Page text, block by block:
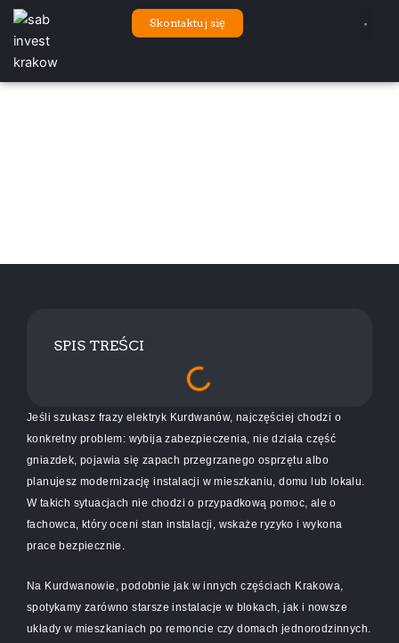
Przejdź
Skontaktuj się
SPIS TREŚCI
Jeśli szukasz frazy elektryk Kurdwanów, najczęściej chodzi o
konkretny problem: wybija zabezpieczenia, nie działa część
gniazdek, pojawia się zapach przegrzanego osprzętu albo
planujesz modernizację instalacji w mieszkaniu, domu lub lokalu.
W takich sytuacjach nie chodzi o przypadkową pomoc, ale o
fachowca, który oceni stan instalacji, wskaże ryzyko i wykona
prace bezpiecznie.
Na Kurdwanowie, podobnie jak w innych częściach Krakowa,
spotykamy zarówno starsze instalacje w blokach, jak i nowsze
układy w mieszkaniach po remoncie czy domach jednorodzinnych.